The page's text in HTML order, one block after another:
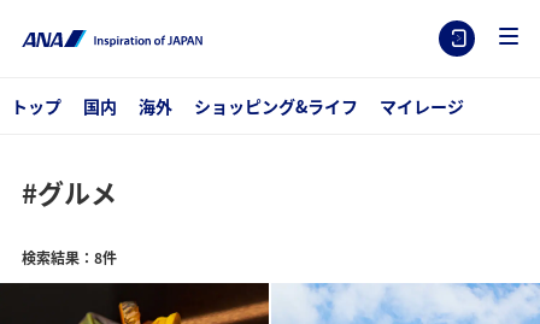
トップ 国内 海外 ショッピング&ライフ マイレージ
#グルメ
検索結果：8件